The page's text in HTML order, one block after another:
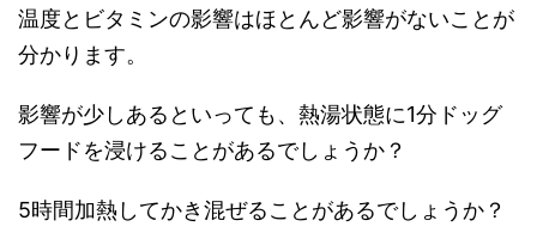
温度とビタミンの影響はほとんど影響がないことが
分かります。
影響が少しあるといっても、熱湯状態に1分ドッグ
フードを浸けることがあるでしょうか？
5時間加熱してかき混ぜることがあるでしょうか？